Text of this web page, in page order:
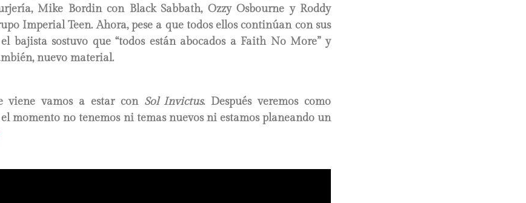
Mike Bordin con Black Sabbath, Ozzy Osbourne y Roddy
Imperial Teen. Ahora, pese a que todos ellos continúan con sus
bajista sostuvo que “todos están abocados a Faith No More” y
nuevo material.
viene vamos a estar con Sol Invictus. Después veremos como
momento no tenemos ni temas nuevos ni estamos planeando un